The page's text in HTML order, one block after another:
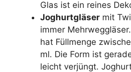
Glas ist ein reines
Joghurtgläser mit
immer
hat Füllmenge
ml. Die Form ist
leicht verjüngt.